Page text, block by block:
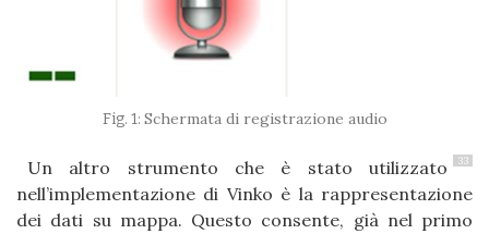
Schermata di registrazione audio
33
Un altro strumento che è stato utilizzato
nell’implementazione di Vinko è la rappresentazione
dei dati su mappa. Questo consente, già nel primo